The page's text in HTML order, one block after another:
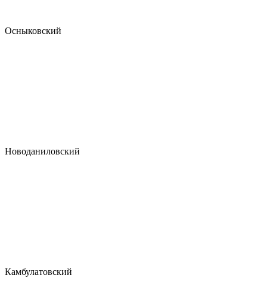
Осныковский
Новоданиловский
Камбулатовский